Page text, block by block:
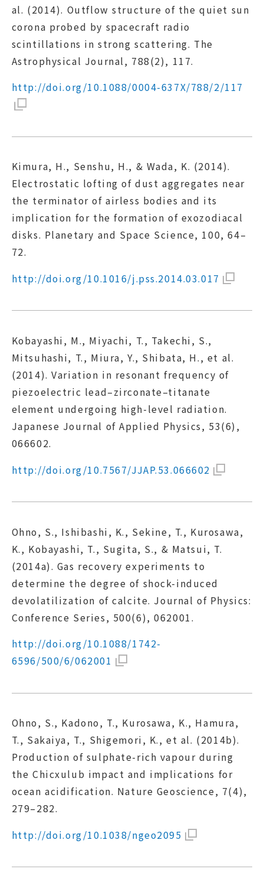
al. (2014). Outflow structure of the quiet sun
corona probed by spacecraft radio
scintillations in strong scattering. The
Astrophysical Journal, 788(2), 117.
http://doi.org/10.1088/0004-637X/788/2/117
Kimura, H., Senshu, H., & Wada, K. (2014).
Electrostatic lofting of dust aggregates near
the terminator of airless bodies and its
implication for the formation of exozodiacal
disks. Planetary and Space Science, 100, 64–
72.
http://doi.org/10.1016/j.pss.2014.03.017
Kobayashi, M., Miyachi, T., Takechi, S.,
Mitsuhashi, T., Miura, Y., Shibata, H., et al.
(2014). Variation in resonant frequency of
piezoelectric lead–zirconate–titanate
element undergoing high-level radiation.
Japanese Journal of Applied Physics, 53(6),
066602.
http://doi.org/10.7567/JJAP.53.066602
Ohno, S., Ishibashi, K., Sekine, T., Kurosawa,
K., Kobayashi, T., Sugita, S., & Matsui, T.
(2014a). Gas recovery experiments to
determine the degree of shock-induced
devolatilization of calcite. Journal of Physics:
Conference Series, 500(6), 062001.
http://doi.org/10.1088/1742-
6596/500/6/062001
Ohno, S., Kadono, T., Kurosawa, K., Hamura,
T., Sakaiya, T., Shigemori, K., et al. (2014b).
Production of sulphate-rich vapour during
the Chicxulub impact and implications for
ocean acidification. Nature Geoscience, 7(4),
279–282.
http://doi.org/10.1038/ngeo2095